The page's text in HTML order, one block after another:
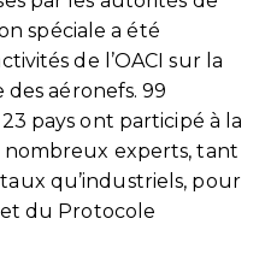
spéciale a été
de l’OACI sur la
aéronefs. 99
pays ont participé à la
experts, tant
qu’industriels, pour
du Protocole